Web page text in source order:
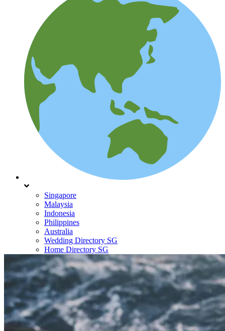
Singapore
Malaysia
Indonesia
Philippines
Australia
Wedding Directory SG
Home Directory SG